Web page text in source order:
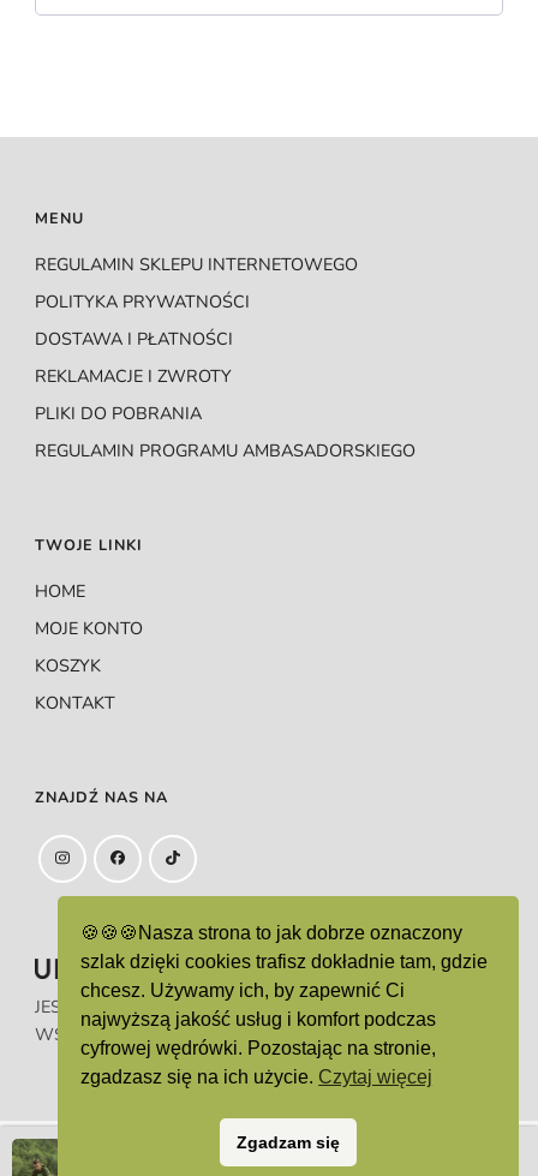
MENU
REGULAMIN SKLEPU INTERNETOWEGO
POLITYKA PRYWATNOŚCI
DOSTAWA I PŁATNOŚCI
REKLAMACJE I ZWROTY
PLIKI DO POBRANIA
REGULAMIN PROGRAMU AMBASADORSKIEGO
TWOJE LINKI
HOME
MOJE KONTO
KOSZYK
KONTAKT
ZNAJDŹ NAS NA
JEST ZAREJESTROWANYM ZNAKIEM TOWAROWYM.
WSZELKIE PRAWA ZASTRZEŻONE.
© All rights reserved 2024 UNLIMITED LIFE
🍪🍪🍪Nasza strona to jak dobrze oznaczony
szlak dzięki cookies trafisz dokładnie tam, gdzie
chcesz. Używamy ich, by zapewnić Ci
najwyższą jakość usług i komfort podczas
cyfrowej wędrówki. Pozostając na stronie,
zgadzasz się na ich użycie. Czytaj więcej
Zgadzam się
BLUZA Z KAPTUREM „ŁĄKI” – M, Zielony